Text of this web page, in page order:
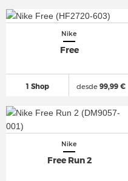
Nike
Free
1 Shop desde99,99 €
Nike
Free Run 2